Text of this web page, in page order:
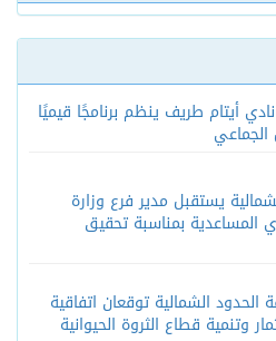
أيتام طريف ينظم برنامجًا قيميًا
الجماعي
يستقبل مدير فرع وزارة
المساعدية بمناسبة تحقيق
الحدود الشمالية توقعان اتفاقية
وتنمية قطاع الثروة الحيوانية